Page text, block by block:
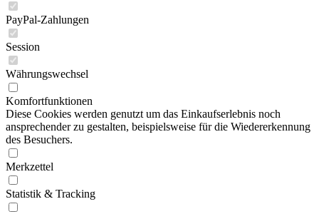
PayPal-Zahlungen
Session
Währungswechsel
Komfortfunktionen
Diese Cookies werden genutzt um das Einkaufserlebnis noch
ansprechender zu gestalten, beispielsweise für die Wiedererkennung
des Besuchers.
Merkzettel
Statistik & Tracking